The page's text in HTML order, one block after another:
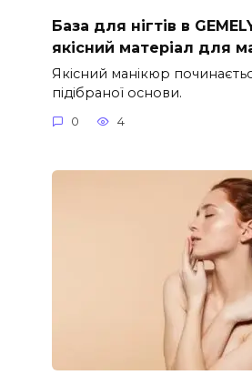
База для нігтів в
якісний матеріал для
Якісний манікюр
підібраної основи.
0 4